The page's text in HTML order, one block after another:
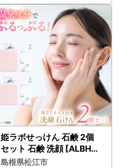
姫ラボせっけん 石鹸 2個
セット 石鹸 洗顔 [ALBH0
09]
島根県松江市